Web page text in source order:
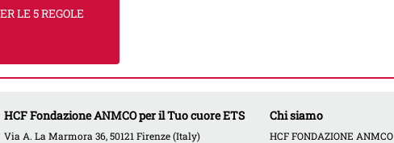
LE 5 REGOLE
HCF Fondazione ANMCO per il Tuo cuore ETS
Via A. La Marmora 36, 50121 Firenze (Italy)
Chi siamo
HCF FONDAZIONE ANMCO